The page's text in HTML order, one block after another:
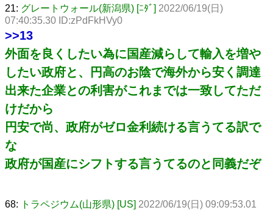
21: グレートウォール(新潟県) [ﾆﾀﾞ] 2022/06/19(日)
07:40:35.30 ID:zPdFkHVy0
>>13
外面を良くしたい為に国産減らして輸入を増や
したい政府と、円高のお陰で海外から安く調達
出来た企業との利害がこれまでは一致してただ
けだから
円安で尚、政府がゼロ金利続ける言うてる訳で
な
政府が国産にシフトする言うてるのと同義だぞ
68: トラペジウム(山形県) [US] 2022/06/19(日) 09:09:53.01